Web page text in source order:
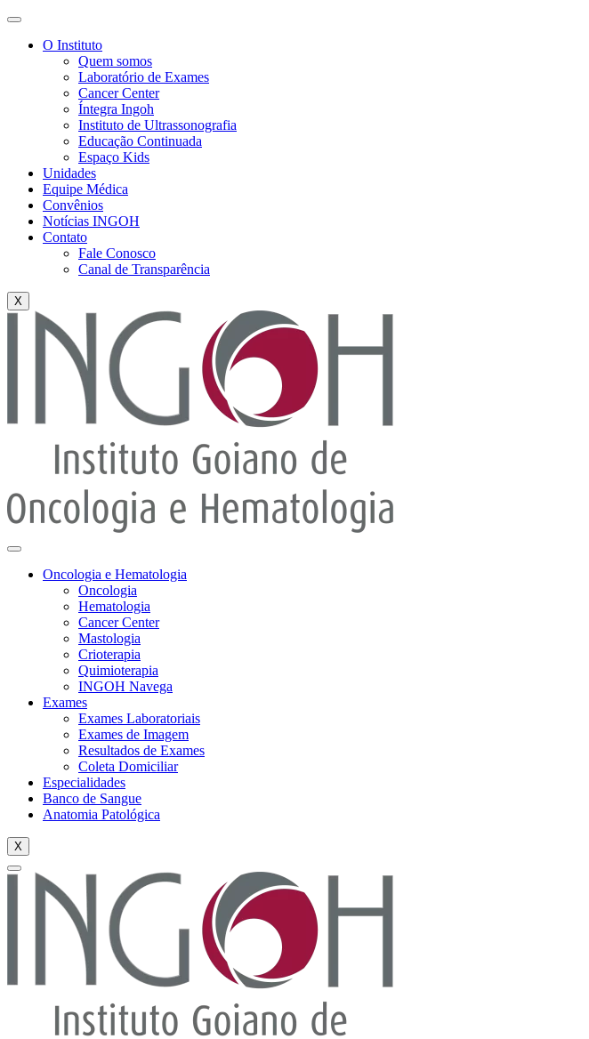
O Instituto
Quem somos
Laboratório de Exames
Cancer Center
Íntegra Ingoh
Instituto de Ultrassonografia
Educação Continuada
Espaço Kids
Unidades
Equipe Médica
Convênios
Notícias INGOH
Contato
Fale Conosco
Canal de Transparência
X
Oncologia e Hematologia
Oncologia
Hematologia
Cancer Center
Mastologia
Crioterapia
Quimioterapia
INGOH Navega
Exames
Exames Laboratoriais
Exames de Imagem
Resultados de Exames
Coleta Domiciliar
Especialidades
Banco de Sangue
Anatomia Patológica
X